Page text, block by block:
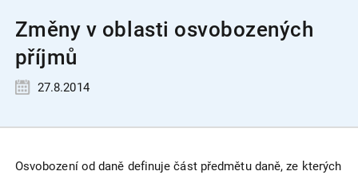
Změny v oblasti osvobozených
příjmů
27.8.2014
Osvobození od daně definuje část předmětu daně, ze kterých